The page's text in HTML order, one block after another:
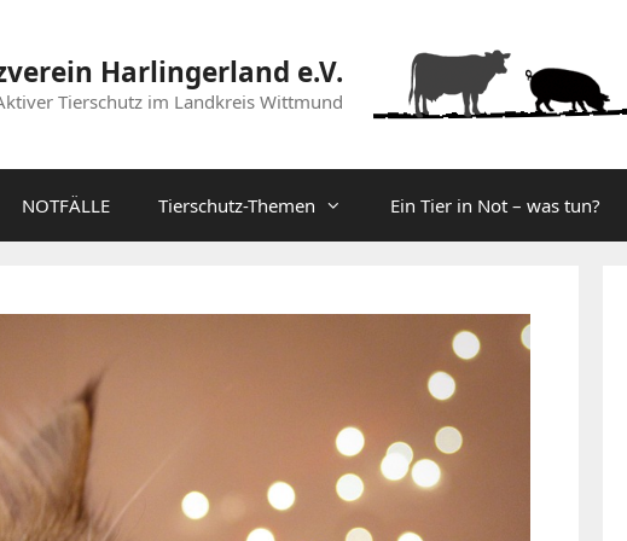
Harlingerland e.V.
Tierschutz im Landkreis Wittmund
NOTFÄLLE Tierschutz-Themen Ein Tier in Not – was tun?